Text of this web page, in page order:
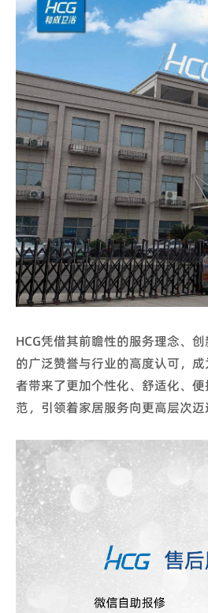
HCG凭借其前瞻性的服务理念、
的广泛赞誉与行业的高度认可，
者带来了更加个性化、舒适化、
范，引领着家居服务向更高层次迈